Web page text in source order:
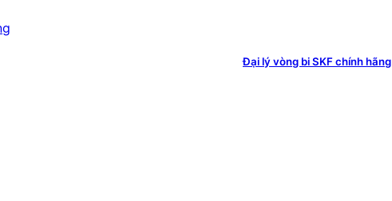
Đại lý vòng bi SKF chính hãng